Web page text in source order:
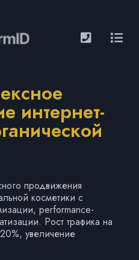
интернет-
продвижения
косметики с
performance-
Рост трафика на
увеличение